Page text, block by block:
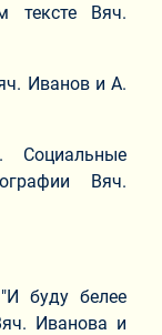
тексте Вяч.
Иванов и А.
Социальные
Вяч.
буду белее
Иванова и